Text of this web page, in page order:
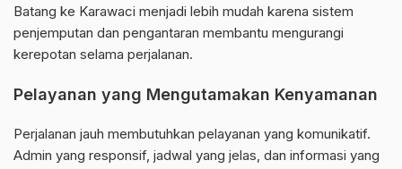
Batang ke Karawaci menjadi lebih mudah karena sistem
penjemputan dan pengantaran membantu mengurangi
kerepotan selama perjalanan.
Pelayanan yang Mengutamakan Kenyamanan
Perjalanan jauh membutuhkan pelayanan yang komunikatif.
Admin yang responsif, jadwal yang jelas, dan informasi yang